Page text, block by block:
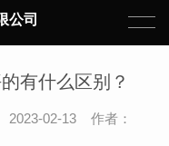
公司
有什么区别？
2023-02-13 作者：